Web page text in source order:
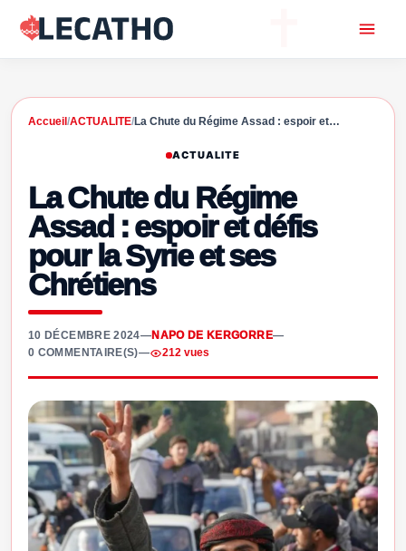
Accueil /ACTUALITE/La Chute du Régime Assad : espoir et…
ACTUALITE
La Chute du Régime
Assad : espoir et défis
pour la Syrie et ses
Chrétiens
10 DÉCEMBRE 2024—NAPO DE KERGORRE—
0 COMMENTAIRE(S)— 212 vues